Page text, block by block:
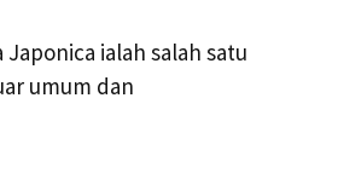
ialah salah satu
umum dan